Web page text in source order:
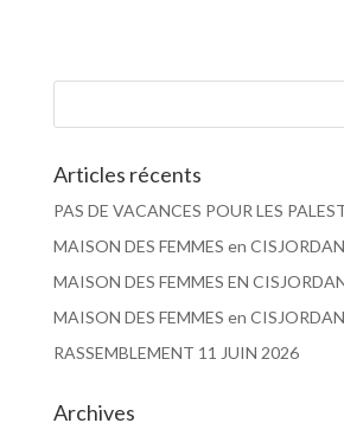
Articles récents
PAS DE VACANCES POUR LES
MAISON DES FEMMES en
MAISON DES FEMMES EN
MAISON DES FEMMES en
RASSEMBLEMENT 11 JUIN 2026
Archives